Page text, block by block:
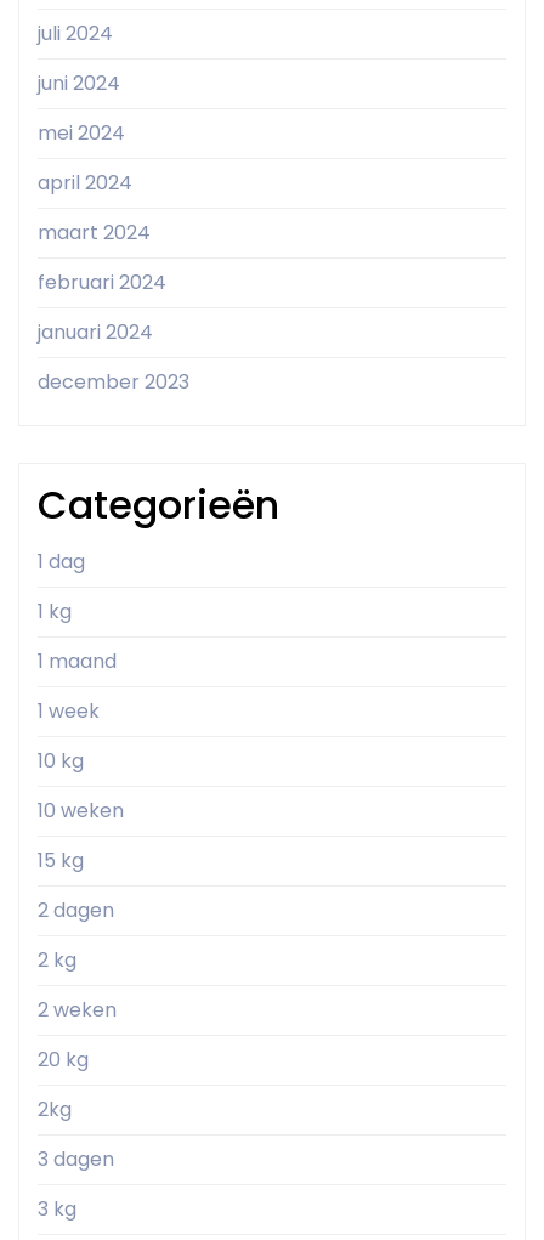
juli 2024
juni 2024
mei 2024
april 2024
maart 2024
februari 2024
januari 2024
december 2023
Categorieën
1 dag
1 kg
1 maand
1 week
10 kg
10 weken
15 kg
2 dagen
2 kg
2 weken
20 kg
2kg
3 dagen
3 kg